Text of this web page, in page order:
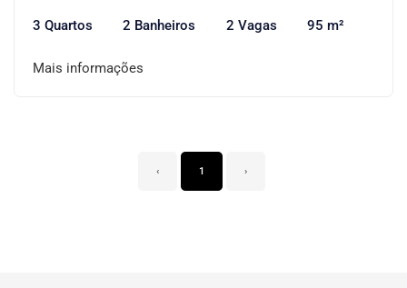
3 Quartos 2 Banheiros 2 Vagas 95 m²
Mais informações
‹ 1 ›